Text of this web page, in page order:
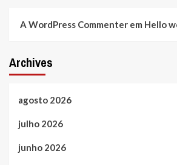
A WordPress Commenter em Hello
Archives
agosto 2026
julho 2026
junho 2026